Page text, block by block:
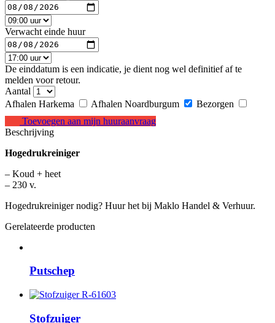
Verwacht einde huur
De einddatum is een indicatie, je dient nog wel definitief af te
melden voor retour.
Aantal
Afhalen Harkema
Afhalen Noardburgum
Bezorgen
Toevoegen aan mijn huuraanvraag
Beschrijving
Hogedrukreiniger
– Koud + heet
– 230 v.
Hogedrukreiniger nodig? Huur het bij Maklo Handel & Verhuur.
Gerelateerde producten
Putschep
Stofzuiger